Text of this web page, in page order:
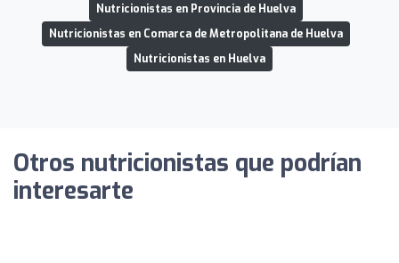
Nutricionistas en Provincia de Huelva
Nutricionistas en Comarca de Metropolitana de Huelva
Nutricionistas en Huelva
Otros nutricionistas que podrían
interesarte